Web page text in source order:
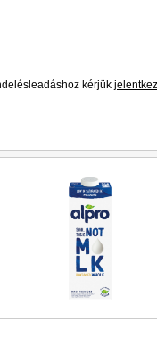
kérjük